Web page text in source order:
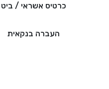
כרטיס אשראי / ביט
העברה בנקאית